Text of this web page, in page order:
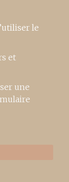
le
et
une